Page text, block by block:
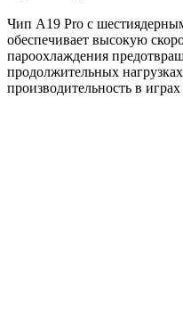
Чип A19 Pro с
обеспечивает высокую
пароохлаждения
продолжительных
производительность в